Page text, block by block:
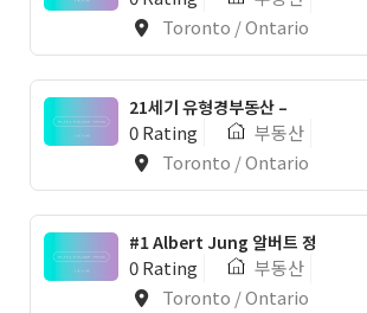
Toronto / Ontario
21세기 유형경부동산 –
0 Rating
부동산
Toronto / Ontario
#1 Albert Jung 알버트 정
0 Rating
부동산
Toronto / Ontario